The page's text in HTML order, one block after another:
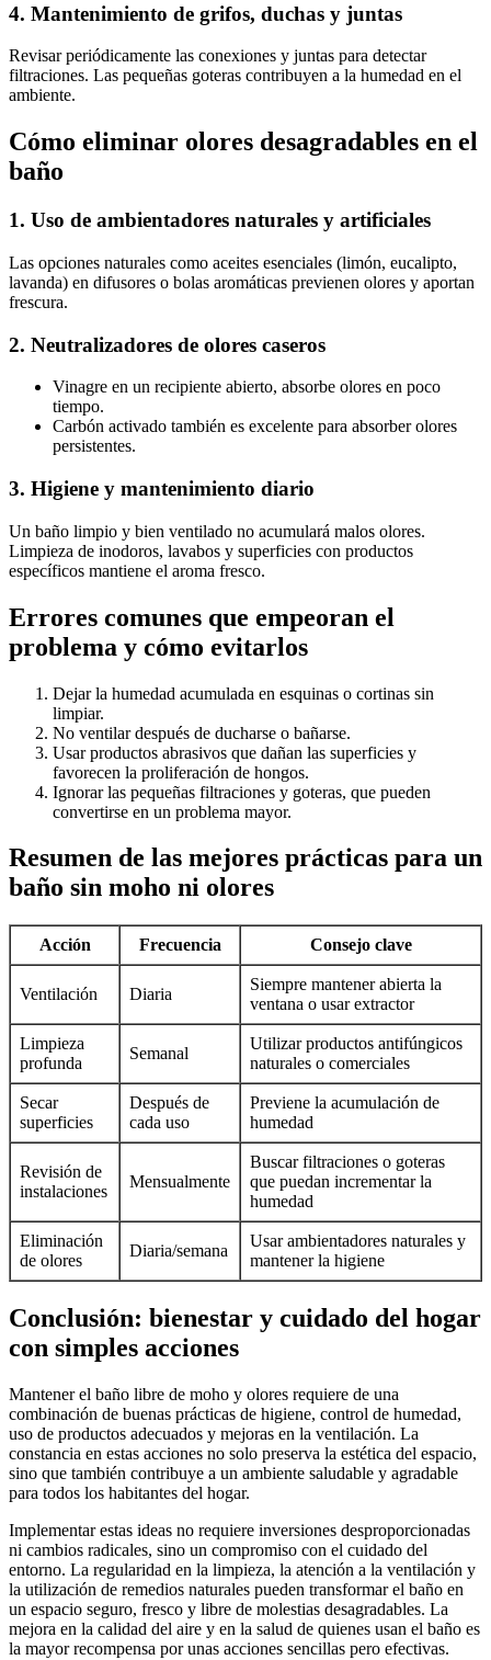
4. Mantenimiento de grifos, duchas y juntas
Revisar periódicamente las conexiones y juntas para detectar
filtraciones. Las pequeñas goteras contribuyen a la humedad en el
ambiente.
Cómo eliminar olores desagradables en el
baño
1. Uso de ambientadores naturales y artificiales
Las opciones naturales como aceites esenciales (limón, eucalipto,
lavanda) en difusores o bolas aromáticas previenen olores y aportan
frescura.
2. Neutralizadores de olores caseros
Vinagre en un recipiente abierto, absorbe olores en poco
tiempo.
Carbón activado también es excelente para absorber olores
persistentes.
3. Higiene y mantenimiento diario
Un baño limpio y bien ventilado no acumulará malos olores.
Limpieza de inodoros, lavabos y superficies con productos
específicos mantiene el aroma fresco.
Errores comunes que empeoran el
problema y cómo evitarlos
Dejar la humedad acumulada en esquinas o cortinas sin
limpiar.
No ventilar después de ducharse o bañarse.
Usar productos abrasivos que dañan las superficies y
favorecen la proliferación de hongos.
Ignorar las pequeñas filtraciones y goteras, que pueden
convertirse en un problema mayor.
Resumen de las mejores prácticas para un
baño sin moho ni olores
Acción Frecuencia Consejo clave
Ventilación Diaria
Siempre mantener abierta la
ventana o usar extractor
Limpieza
profunda
Semanal
Utilizar productos antifúngicos
naturales o comerciales
Secar
superficies
Después de
cada uso
Previene la acumulación de
humedad
Revisión de
instalaciones
Mensualmente
Buscar filtraciones o goteras
que puedan incrementar la
humedad
Eliminación
de olores
Diaria/semana
Usar ambientadores naturales y
mantener la higiene
Conclusión: bienestar y cuidado del hogar
con simples acciones
Mantener el baño libre de moho y olores requiere de una
combinación de buenas prácticas de higiene, control de humedad,
uso de productos adecuados y mejoras en la ventilación. La
constancia en estas acciones no solo preserva la estética del espacio,
sino que también contribuye a un ambiente saludable y agradable
para todos los habitantes del hogar.
Implementar estas ideas no requiere inversiones desproporcionadas
ni cambios radicales, sino un compromiso con el cuidado del
entorno. La regularidad en la limpieza, la atención a la ventilación y
la utilización de remedios naturales pueden transformar el baño en
un espacio seguro, fresco y libre de molestias desagradables. La
mejora en la calidad del aire y en la salud de quienes usan el baño es
la mayor recompensa por unas acciones sencillas pero efectivas.